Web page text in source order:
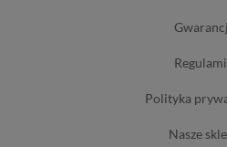
polityka
nasze